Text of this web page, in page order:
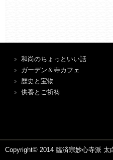
和尚のちょっといい話
ガーデン＆寺カフェ
歴史と宝物
供養とご祈祷
Copyright© 2014 臨済宗妙心寺派